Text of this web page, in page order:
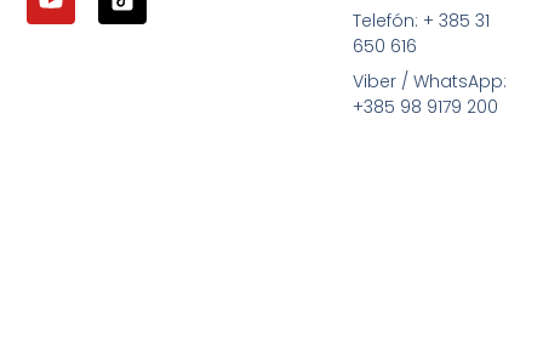
Telefón: + 385 31
650 616
Viber / WhatsApp:
+385 98 9179 200